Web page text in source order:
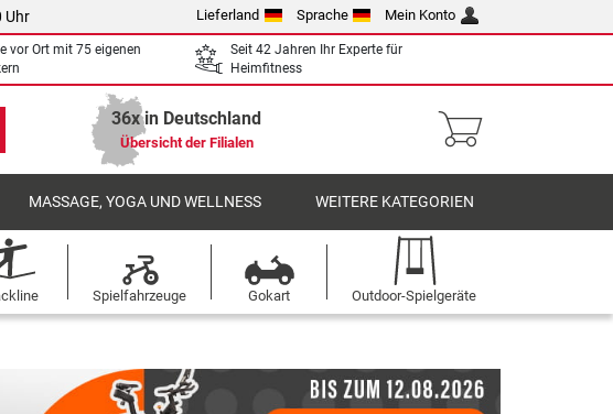
Uhr Lieferland Sprache Mein Konto
vor Ort mit 75 eigenen
Seit 42 Jahren Ihr Experte für
Heimfitness
36x in Deutschland
Übersicht der Filialen
MASSAGE, YOGA UND WELLNESS WEITERE KATEGORIEN
Spielfahrzeuge Gokart Outdoor-Spielgeräte